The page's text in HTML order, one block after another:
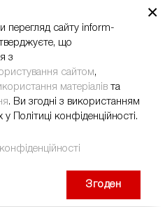
×
перегляд сайту inform-
що
з
сайтом,
матеріалів та
. Ви згодні з використанням
Політиці конфіденційності.
Згоден